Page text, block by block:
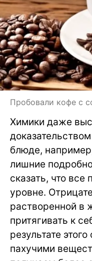
Пробовали кофе с
Химики даже
блюде,
лишние
сказать, что все
уровне.
растворенной в
притягивать к
результате
пахучими